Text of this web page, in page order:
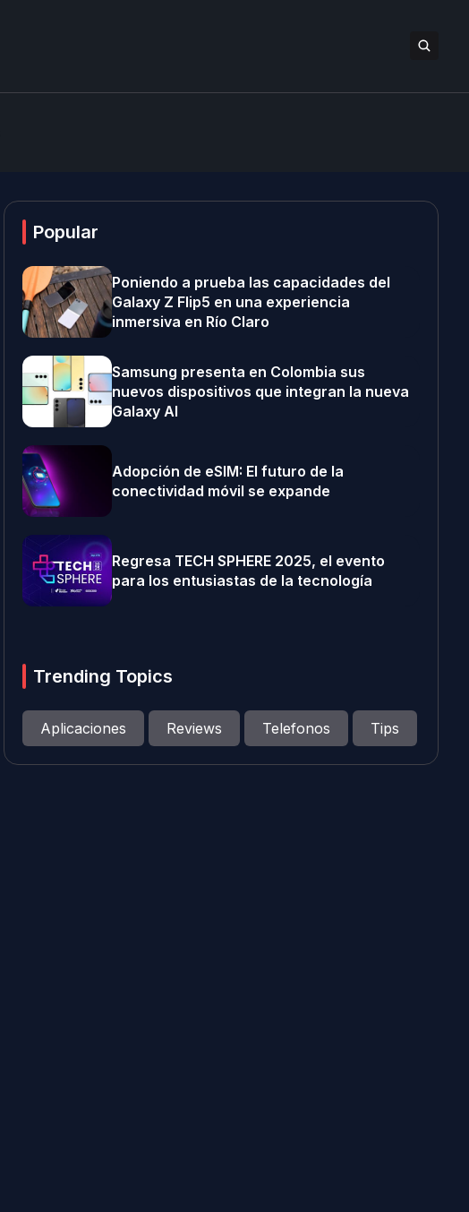
Popular
Poniendo a prueba las capacidades del
Galaxy Z Flip5 en una experiencia
inmersiva en Río Claro
Samsung presenta en Colombia sus
nuevos dispositivos que integran la nueva
Galaxy AI
Adopción de eSIM: El futuro de la
conectividad móvil se expande
Regresa TECH SPHERE 2025, el evento
para los entusiastas de la tecnología
Trending Topics
Aplicaciones Reviews Telefonos Tips